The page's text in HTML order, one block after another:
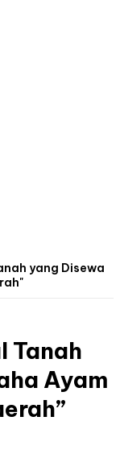
yang Disewa
Tanah
Ayam